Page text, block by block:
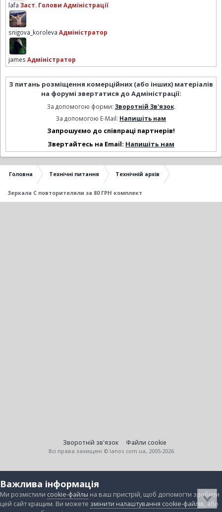
lafa Заст. Голови Адміністрації
snigova_koroleva Адміністратор
james Адміністратор
З питань розміщення комерційних (або інших) матеріалів
на форумі звертатися до Адміністрації:
За допомогою форми: Зворотній Зв'язок.
За допомогою E-Mail: Напишіть нам
Запрошуємо до співпраці партнерів!
Звертайтесь на Email: Напишіть нам
Головна Технічні питання Технічній архів
Зеркала С повторителяли за 80 ГРН комплект
Зворотній зв'язок Файли cookie
Всі права захищені © lanos.com.ua, 2005-2026
Важлива інформація
Ми розмістили cookie-файлы на ваш пристрій, щоб допомогти зробити
цей сайт кращим. Ви можете змінити налаштування cookie-файлів, або